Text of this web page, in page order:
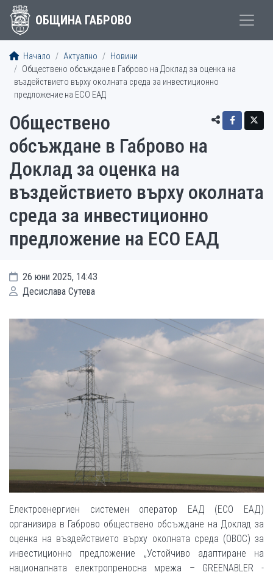
ОБЩИНА ГАБРОВО
Начало Актуално
Новини
Обществено обсъждане в Габрово на Доклад за оценка на
въздействието върху околната среда за инвестиционно
предложение на ЕСО ЕАД
Обществено
обсъждане в Габрово на
Доклад за оценка на
въздействието върху околната
среда за инвестиционно
предложение на ЕСО ЕАД
26 юни 2025, 14:43
Десислава Сутева
Електроенергиен системен оператор ЕАД (ЕСО ЕАД)
организира в Габрово обществено обсъждане на Доклад за
оценка на въздействието върху околната среда (ОВОС) за
инвестиционно предложение „Устойчиво адаптиране на
националната електропреносна мрежа – GREENABLER -